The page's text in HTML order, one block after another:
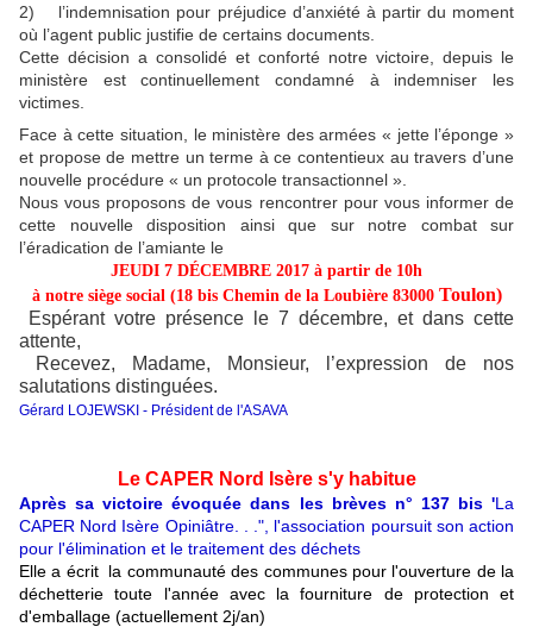
2) l’indemnisation pour préjudice d’anxiété à partir du moment
où l’agent public justifie de certains documents.
Cette décision a consolidé et conforté notre victoire, depuis le
ministère est continuellement condamné à indemniser les
victimes.
Face à cette situation, le ministère des armées « jette l’éponge »
et propose de mettre un terme à ce contentieux au travers d’une
nouvelle procédure « un protocole transactionnel ».
Nous vous proposons de vous rencontrer pour vous informer de
cette nouvelle disposition ainsi que sur notre combat sur
l’éradication de l’amiante le
JEUDI 7 DÉCEMBRE 2017 à partir de 10h
à notre siège social (18 bis Chemin de la Loubière 83000 Toulon)
Espérant votre présence le 7 décembre, et dans cette
attente,
Recevez, Madame, Monsieur, l’expression de nos
salutations distinguées.
Gérard LOJEWSKI - Président de l'ASAVA
Le CAPER Nord Isère s'y habitue
Après sa victoire évoquée dans les brèves n° 137 bis 'La
CAPER Nord Isère Opiniâtre. . .", l'association poursuit son action
pour l'élimination et le traitement des déchets
Elle a écrit la communauté des communes pour l'ouverture de la
déchetterie toute l'année avec la fourniture de protection et
d'emballage (actuellement 2j/an)